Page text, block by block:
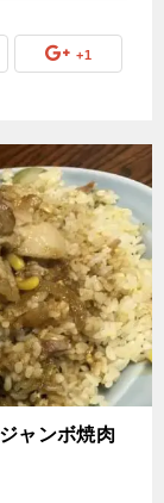
+1
ャンボ焼肉